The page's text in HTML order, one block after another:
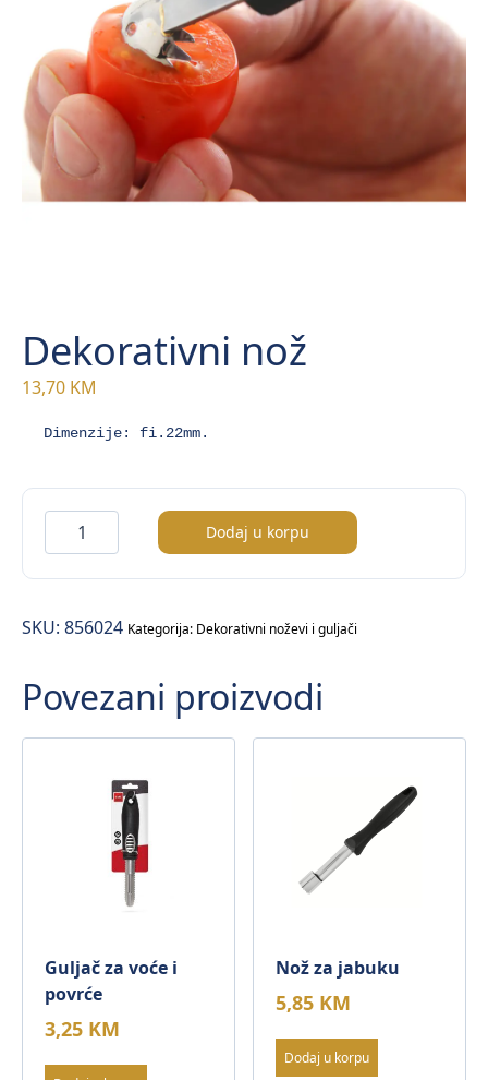
Dekorativni nož
13,70 KM
Dimenzije: fi.22mm.
Dekorativni
nož
količina
Dodaj u korpu
SKU: 856024 Kategorija: Dekorativni noževi i guljači
Povezani proizvodi
Guljač za voće i
povrće
3,25 KM
Nož za jabuku
5,85 KM
Dodaj u korpu